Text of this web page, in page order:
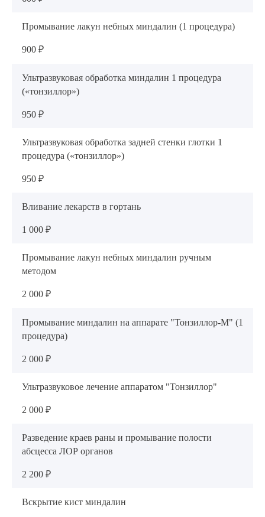
Промывание лакун небных миндалин (1 процедура)
900 ₽
Ультразвуковая обработка миндалин 1 процедура
(«тонзиллор»)
950 ₽
Ультразвуковая обработка задней стенки глотки 1
процедура («тонзиллор»)
950 ₽
Вливание лекарств в гортань
1 000 ₽
Промывание лакун небных миндалин ручным
методом
2 000 ₽
Промывание миндалин на аппарате "Тонзиллор-М" (1
процедура)
2 000 ₽
Ультразвуковое лечение аппаратом "Тонзиллор"
2 000 ₽
Разведение краев раны и промывание полости
абсцесса ЛОР органов
2 200 ₽
Вскрытие кист миндалин